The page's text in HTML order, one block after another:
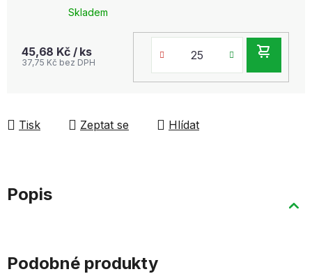
Skladem
45,68 Kč / ks
37,75 Kč bez DPH
Tisk Zeptat se Hlídat
Popis
Podobné produkty